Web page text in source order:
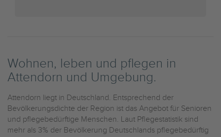
Wohnen, leben und pflegen in
Attendorn und Umgebung.
Attendorn liegt in Deutschland. Entsprechend der
Bevölkerungsdichte der Region ist das Angebot für Senioren
und pflegebedürftige Menschen. Laut Pflegestatistik sind
mehr als 3% der Bevölkerung Deutschlands pflegebedürftig